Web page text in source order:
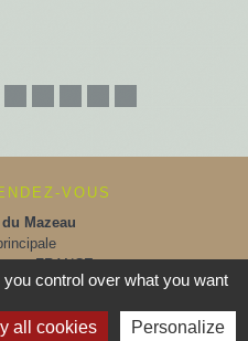
VOUS
Mazeau
- FRANCE
91 14
formulaire
control over what you want
all cookies Personalize